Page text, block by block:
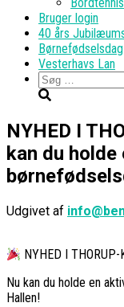
Bruger login
40 års
Børnefødselsdag
Vesterhavs Lan
Søg
efter:
NYHED I
kan du
Udgivet af
NYHED I
Nu kan du holde en
Hallen!